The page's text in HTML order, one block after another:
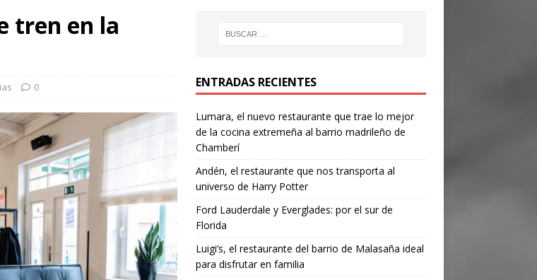
tren en la
0 ENTRADAS RECIENTES
Lumara, el nuevo restaurante que trae lo mejor
de la cocina extremeña al barrio madrileño de
Chamberí
Andén, el restaurante que nos transporta al
universo de Harry Potter
Ford Lauderdale y Everglades: por el sur de
Florida
Luigi’s, el restaurante del barrio de Malasaña ideal
para disfrutar en familia